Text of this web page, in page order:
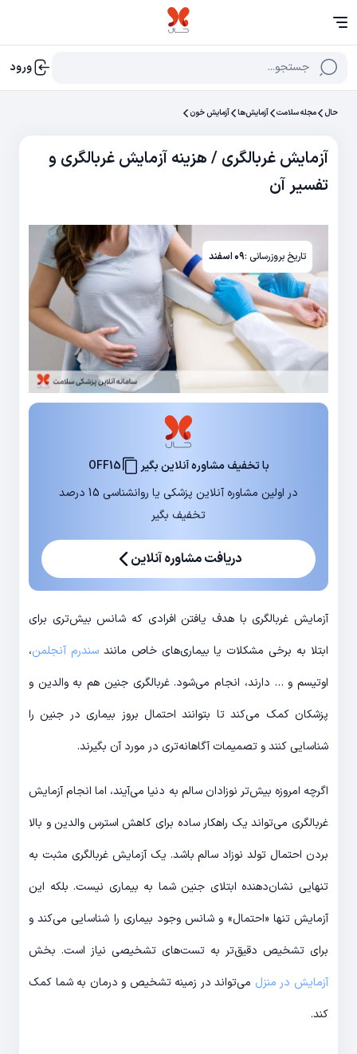
جستجو... ورود
حال مجله سلامت آزمایش‌‌ها آزمایش خون
آزمایش غربالگری / هزینه آزمایش غربالگری و
تفسیر آن
تاریخ بروزرسانی :۰۹ اسفند
با تخفیف مشاوره آنلاین بگیر
OFF15
در اولین مشاوره آنلاین پزشکی یا روانشناسی 15 درصد
تخفیف بگیر
دریافت مشاوره آنلاین
آزمایش غربالگری با هدف یافتن افرادی که شانس بیش‌تری برای
ابتلا به برخی مشکلات یا بیماری‌های خاص مانندسندرم آنجلمن،
اوتیسم و … دارند، انجام می‌شود. غربالگری جنین هم به والدین و
پزشکان کمک می‌کند تا بتوانند احتمال بروز بیماری در جنین را
شناسایی کنند و تصمیمات آگاهانه‌تری در مورد آن بگیرند.
اگرچه امروزه بیش‌تر نوزادان سالم به دنیا می‌آیند، اما انجام آزمایش
غربالگری می‌تواند یک راهکار ساده برای کاهش استرس والدین و بالا
بردن احتمال تولد نوزاد سالم باشد. یک آزمایش غربالگری مثبت به
تنهایی نشان‌دهنده ابتلای جنین شما به بیماری نیست. بلکه این
آزمایش تنها «احتمال» و شانس وجود بیماری را شناسایی می‌کند و
برای تشخیص دقیق‌تر به تست‌های تشخیصی نیاز است. بخش
آزمایش در منزل می‌تواند در زمینه تشخیص و درمان به شما کمک
کند.